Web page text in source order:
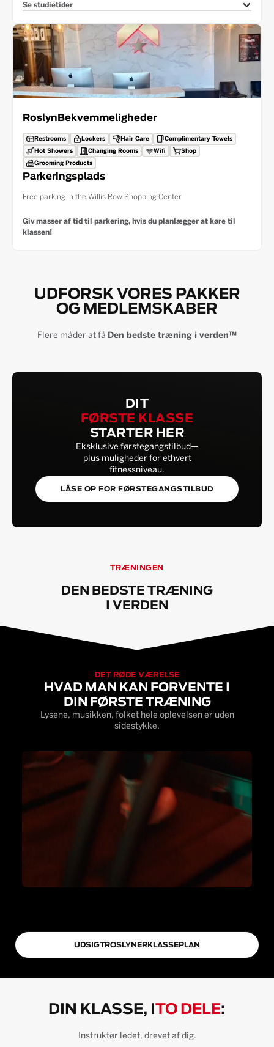
Se studietider
Roslyn Bekvemmeligheder
Restrooms Lockers Hair Care
Complimentary Towels
Hot Showers
Changing Rooms Wifi
Shop
Grooming Products
Parkeringsplads
Free parking in the Willis Row Shopping Center
Giv masser af tid til parkering, hvis du planlægger at køre til
klassen!
UDFORSK VORES PAKKER
OG MEDLEMSKABER
Flere måder at få Den bedste træning i verden™
DIT
FØRSTE KLASSE
STARTER HER
Eksklusive førstegangstilbud—
plus muligheder for ethvert
fitnessniveau.
LÅSE OP FOR FØRSTEGANGSTILBUD
TRÆNINGEN
DEN BEDSTE TRÆNING
I VERDEN
DET RØDE VÆRELSE
HVAD MAN KAN FORVENTE I
DIN FØRSTE TRÆNING
Lysene, musikken, folket hele oplevelsen er uden
sidestykke.
UDSIGTROSLYNERKLASSEPLAN
DIN KLASSE, I TO DELE:
Instruktør ledet, drevet af dig.